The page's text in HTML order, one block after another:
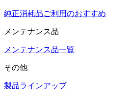
純正消耗品ご利用のおすすめ
メンテナンス品
メンテナンス品一覧
その他
製品ラインアップ